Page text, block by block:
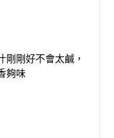
剛剛好不會太鹹，
夠味